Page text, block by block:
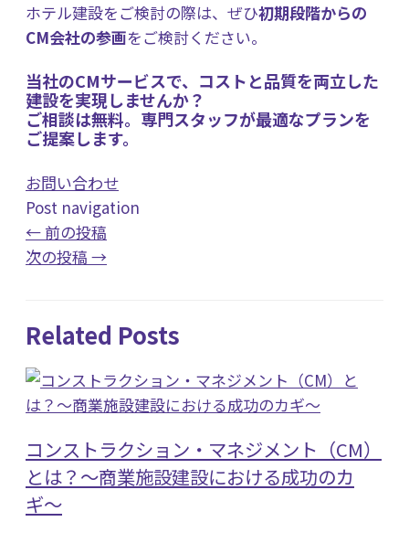
ホテル建設をご検討の際は、ぜひ初期段階からの
CM会社の参画をご検討ください。
当社のCMサービスで、コストと品質を両立した
建設を実現しませんか？
ご相談は無料。専門スタッフが最適なプランを
ご提案します。
お問い合わせ
Post navigation
← 前の投稿
次の投稿 →
Related Posts
コンストラクション・マネジメント（CM）
とは？〜商業施設建設における成功のカ
ギ〜